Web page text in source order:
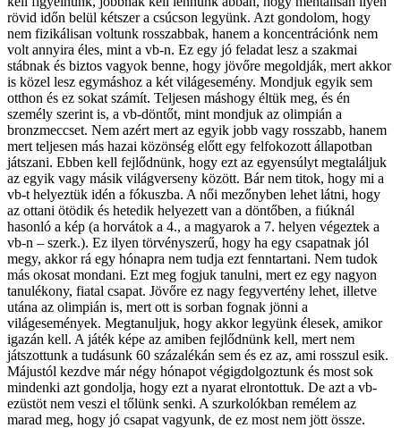
rövid időn belül kétszer a csúcson legyünk. Azt gondolom, hogy
nem fizikálisan voltunk rosszabbak, hanem a koncentrációnk nem
volt annyira éles, mint a vb-n. Ez egy jó feladat lesz a szakmai
stábnak és biztos vagyok benne, hogy jövőre megoldják, mert akkor
is közel lesz egymáshoz a két világesemény. Mondjuk egyik sem
otthon és ez sokat számít. Teljesen máshogy éltük meg, és én
személy szerint is, a vb-döntőt, mint mondjuk az olimpián a
bronzmeccset. Nem azért mert az egyik jobb vagy rosszabb, hanem
mert teljesen más hazai közönség előtt egy felfokozott állapotban
játszani. Ebben kell fejlődnünk, hogy ezt az egyensúlyt megtaláljuk
az egyik vagy másik világverseny között. Bár nem titok, hogy mi a
vb-t helyeztük idén a fókuszba. A női mezőnyben lehet látni, hogy
az ottani ötödik és hetedik helyezett van a döntőben, a fiúknál
hasonló a kép (a horvátok a 4., a magyarok a 7. helyen végeztek a
vb-n – szerk.). Ez ilyen törvényszerű, hogy ha egy csapatnak jól
megy, akkor rá egy hónapra nem tudja ezt fenntartani. Nem tudok
más okosat mondani. Ezt meg fogjuk tanulni, mert ez egy nagyon
tanulékony, fiatal csapat. Jövőre ez nagy fegyvertény lehet, illetve
utána az olimpián is, mert ott is sorban fognak jönni a
világesemények. Megtanuljuk, hogy akkor legyünk élesek, amikor
igazán kell. A játék képe az amiben fejlődnünk kell, mert nem
játszottunk a tudásunk 60 százalékán sem és ez az, ami rosszul esik.
Májustól kezdve már négy hónapot végigdolgoztunk és most sok
mindenki azt gondolja, hogy ezt a nyarat elrontottuk. De azt a vb-
ezüstöt nem veszi el tőlünk senki. A szurkolókban remélem az
marad meg, hogy jó csapat vagyunk, de ez most nem jött össze.